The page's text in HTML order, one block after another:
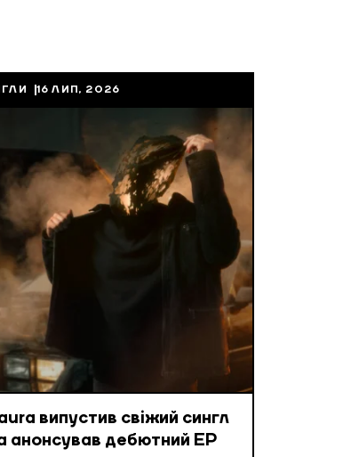
16 ЛИП, 2026
випустив свіжий сингл
анонсував дебютний EP